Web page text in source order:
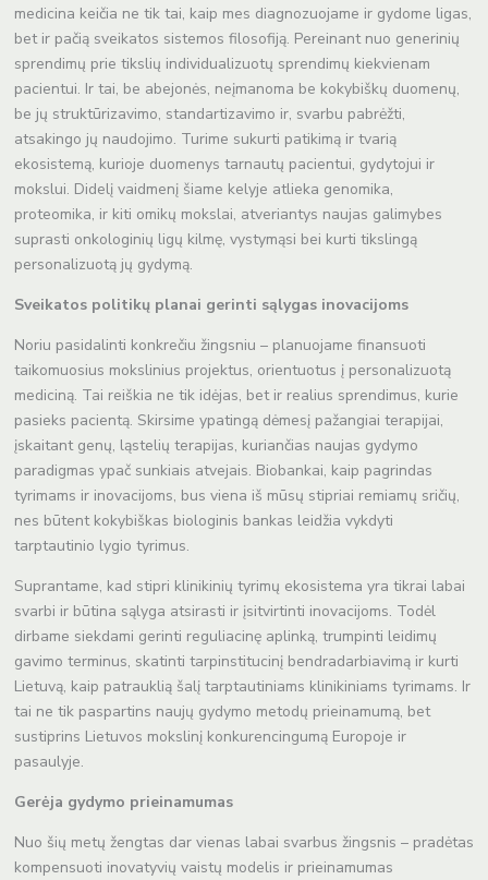
medicina keičia ne tik tai, kaip mes diagnozuojame ir gydome ligas,
bet ir pačią sveikatos sistemos filosofiją. Pereinant nuo generinių
sprendimų prie tikslių individualizuotų sprendimų kiekvienam
pacientui. Ir tai, be abejonės, neįmanoma be kokybiškų duomenų,
be jų struktūrizavimo, standartizavimo ir, svarbu pabrėžti,
atsakingo jų naudojimo. Turime sukurti patikimą ir tvarią
ekosistemą, kurioje duomenys tarnautų pacientui, gydytojui ir
mokslui. Didelį vaidmenį šiame kelyje atlieka genomika,
proteomika, ir kiti omikų mokslai, atveriantys naujas galimybes
suprasti onkologinių ligų kilmę, vystymąsi bei kurti tikslingą
personalizuotą jų gydymą.
Sveikatos politikų planai gerinti sąlygas inovacijoms
Noriu pasidalinti konkrečiu žingsniu – planuojame finansuoti
taikomuosius mokslinius projektus, orientuotus į personalizuotą
mediciną. Tai reiškia ne tik idėjas, bet ir realius sprendimus, kurie
pasieks pacientą. Skirsime ypatingą dėmesį pažangiai terapijai,
įskaitant genų, ląstelių terapijas, kuriančias naujas gydymo
paradigmas ypač sunkiais atvejais. Biobankai, kaip pagrindas
tyrimams ir inovacijoms, bus viena iš mūsų stipriai remiamų sričių,
nes būtent kokybiškas biologinis bankas leidžia vykdyti
tarptautinio lygio tyrimus.
Suprantame, kad stipri klinikinių tyrimų ekosistema yra tikrai labai
svarbi ir būtina sąlyga atsirasti ir įsitvirtinti inovacijoms. Todėl
dirbame siekdami gerinti reguliacinę aplinką, trumpinti leidimų
gavimo terminus, skatinti tarpinstitucinį bendradarbiavimą ir kurti
Lietuvą, kaip patrauklią šalį tarptautiniams klinikiniams tyrimams. Ir
tai ne tik paspartins naujų gydymo metodų prieinamumą, bet
sustiprins Lietuvos mokslinį konkurencingumą Europoje ir
pasaulyje.
Gerėja gydymo prieinamumas
Nuo šių metų žengtas dar vienas labai svarbus žingsnis – pradėtas
kompensuoti inovatyvių vaistų modelis ir prieinamumas